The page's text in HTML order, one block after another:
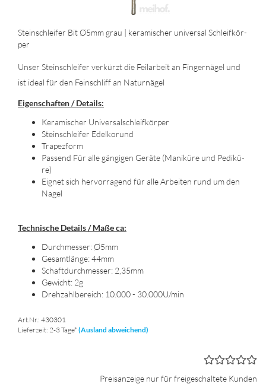
Stein­schlei­fer Bit Ø5mm grau | ke­ra­mi­scher uni­ver­sal Schleif­kör­
per
Unser Stein­schlei­fer ver­kürzt die Feil­ar­beit an Fin­ger­nä­gel und
ist ideal für den Fein­schliff an Na­tur­nä­gel
Ei­gen­schaf­ten / De­tails:
Ke­ra­mi­scher Uni­ver­sal­schleif­kör­per
Stein­schlei­fer Edel­kor­und
Tra­pez­form
Pas­send Für alle gän­gi­gen Ge­rä­te (Ma­ni­kü­re und Pe­di­kü­
re)
Eig­net sich her­vor­ra­gend für alle Ar­bei­ten rund um den
Nagel
Tech­ni­sche De­tails / Maße ca:
Durch­mes­ser: Ø5mm
Ge­samt­län­ge: 44mm
Schaft­durch­mes­ser: 2,35mm
Ge­wicht: 2g
Dreh­zahl­be­reich: 10.000 - 30.000U/min
Art.Nr.: 430301
Lieferzeit: 2-3 Tage* (Ausland abweichend)
Preisanzeige nur für freigeschaltete Kunden